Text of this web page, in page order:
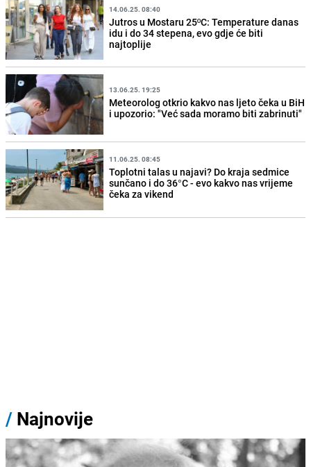
14.06.25. 08:40
Jutros u Mostaru 25ºC: Temperature danas
idu i do 34 stepena, evo gdje će biti
najtoplije
13.06.25. 19:25
Meteorolog otkrio kakvo nas ljeto čeka u BiH
i upozorio: "Već sada moramo biti zabrinuti"
11.06.25. 08:45
Toplotni talas u najavi? Do kraja sedmice
sunčano i do 36°C - evo kakvo nas vrijeme
čeka za vikend
/ Najnovije